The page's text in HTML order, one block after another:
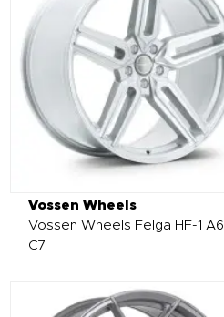
Vossen Wheels
Vossen Wheels Felga HF-1 A6
C7